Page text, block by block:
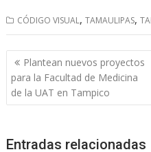
a
t
s
A
p
c
e
b
o
k
s
s
e
n
e
l
CÓDIGO VISUAL,TAMAULIPAS,
Navegación
de
entradas
Plantean nuevos proyectos
para la Facultad de Medicina
de la UAT en Tampico
Entradas relacionadas